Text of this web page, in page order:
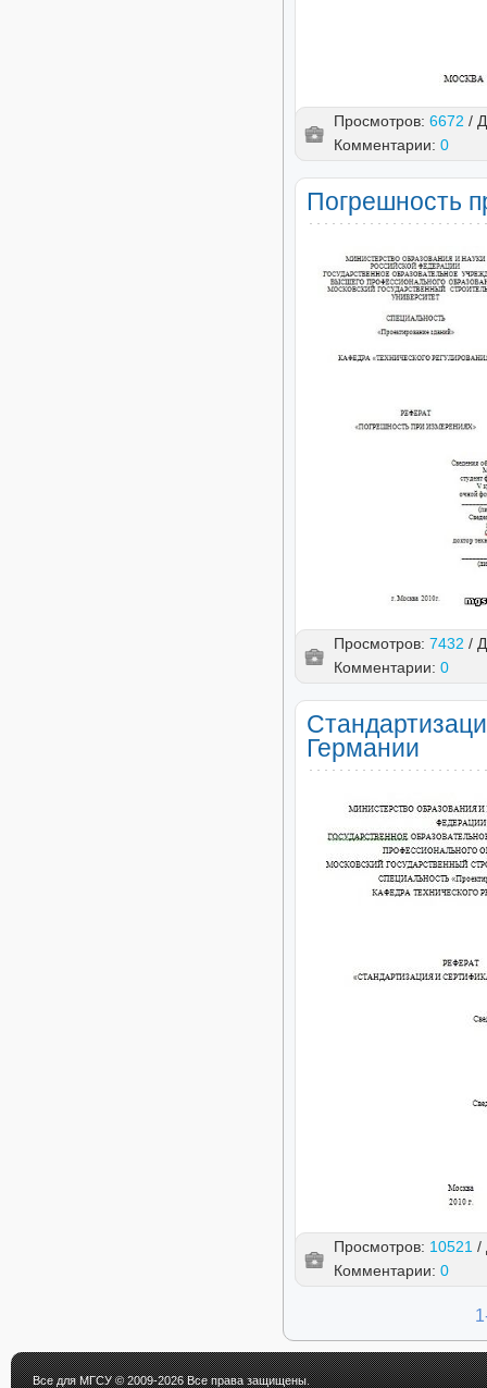
Просмотров: 6672 /
Комментарии: 0
Погрешность
Просмотров: 7432 /
Комментарии: 0
Германии
Просмотров: 10521 /
Комментарии: 0
Все для МГСУ© 2009-2026 Все права защищены.